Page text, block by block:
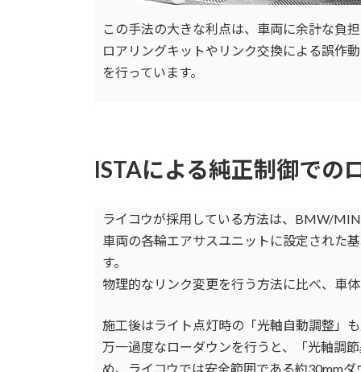
この手法の大きな利点は、車両に余計な負
ロアリングキットやリンク交換による誤作
を行っています。
ISTAによる純正制御での
ライコウが採用している方法は、BMW/
車両の各輪エアサスユニットに設定された
す。
物理的なリンク変更を行う方法に比べ、車
施工後はライト点灯時の「光軸自動調整」
万一過度なローダウンを行うと、「光軸調
め、ライコウでは安全範囲である約30mm